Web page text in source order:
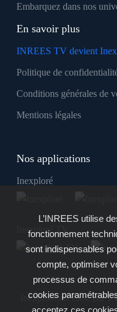
Embarquez dans nos
En savoir plus
INREES TV devient
Politique de
Conditions générales de
Mentions légales
Nos applications
Inexploré
Inexploré TV
Inexploré est édité par
L’INREES utilise
fonctionnement
sont indispensables
compte, optimiser
processus de
cookies
acceptez ces